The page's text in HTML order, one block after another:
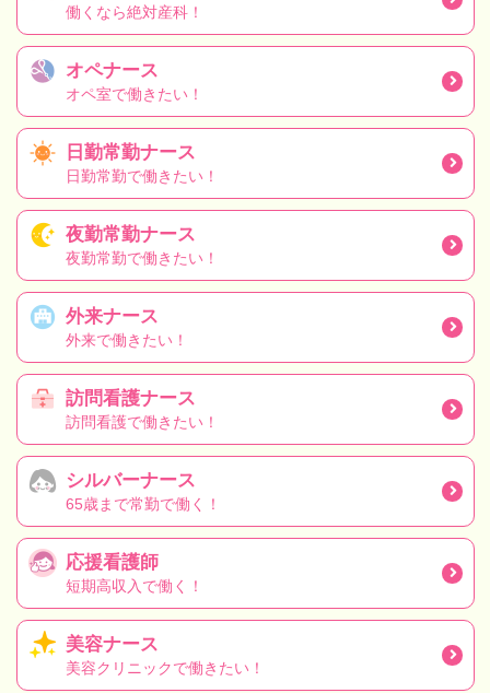
働くなら絶対産科！
オペナース
オペ室で働きたい！
日勤常勤ナース
日勤常勤で働きたい！
夜勤常勤ナース
夜勤常勤で働きたい！
外来ナース
外来で働きたい！
訪問看護ナース
訪問看護で働きたい！
シルバーナース
65歳まで常勤で働く！
応援看護師
短期高収入で働く！
美容ナース
美容クリニックで働きたい！